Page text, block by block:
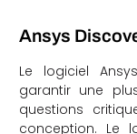
Ansys
Le logiciel
garantir une
questions
conception. Le